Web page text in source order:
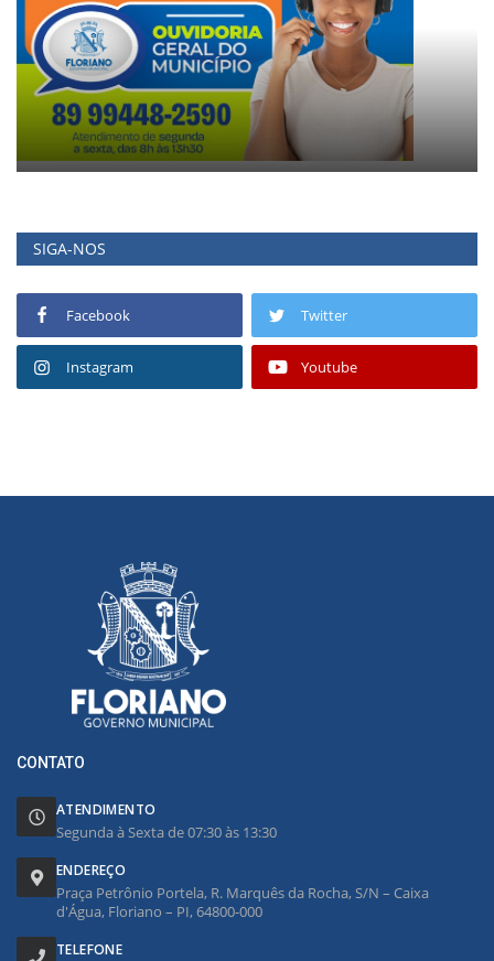
SIGA-NOS
Facebook Twitter
Instagram Youtube
CONTATO
ATENDIMENTO
Segunda à Sexta de 07:30 às 13:30
ENDEREÇO
Praça Petrônio Portela, R. Marquês da Rocha, S/N – Caixa
d'Água, Floriano – PI, 64800-000
TELEFONE